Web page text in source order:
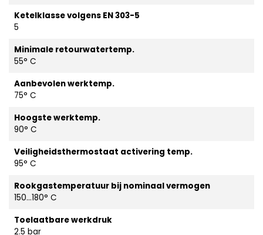
Ketelklasse volgens EN 303-5
5
Minimale retourwatertemp.
55° C
Aanbevolen werktemp.
75° C
Hoogste werktemp.
90° C
Veiligheidsthermostaat activering temp.
95° C
Rookgastemperatuur bij nominaal vermogen
150...180° C
Toelaatbare werkdruk
2.5 bar